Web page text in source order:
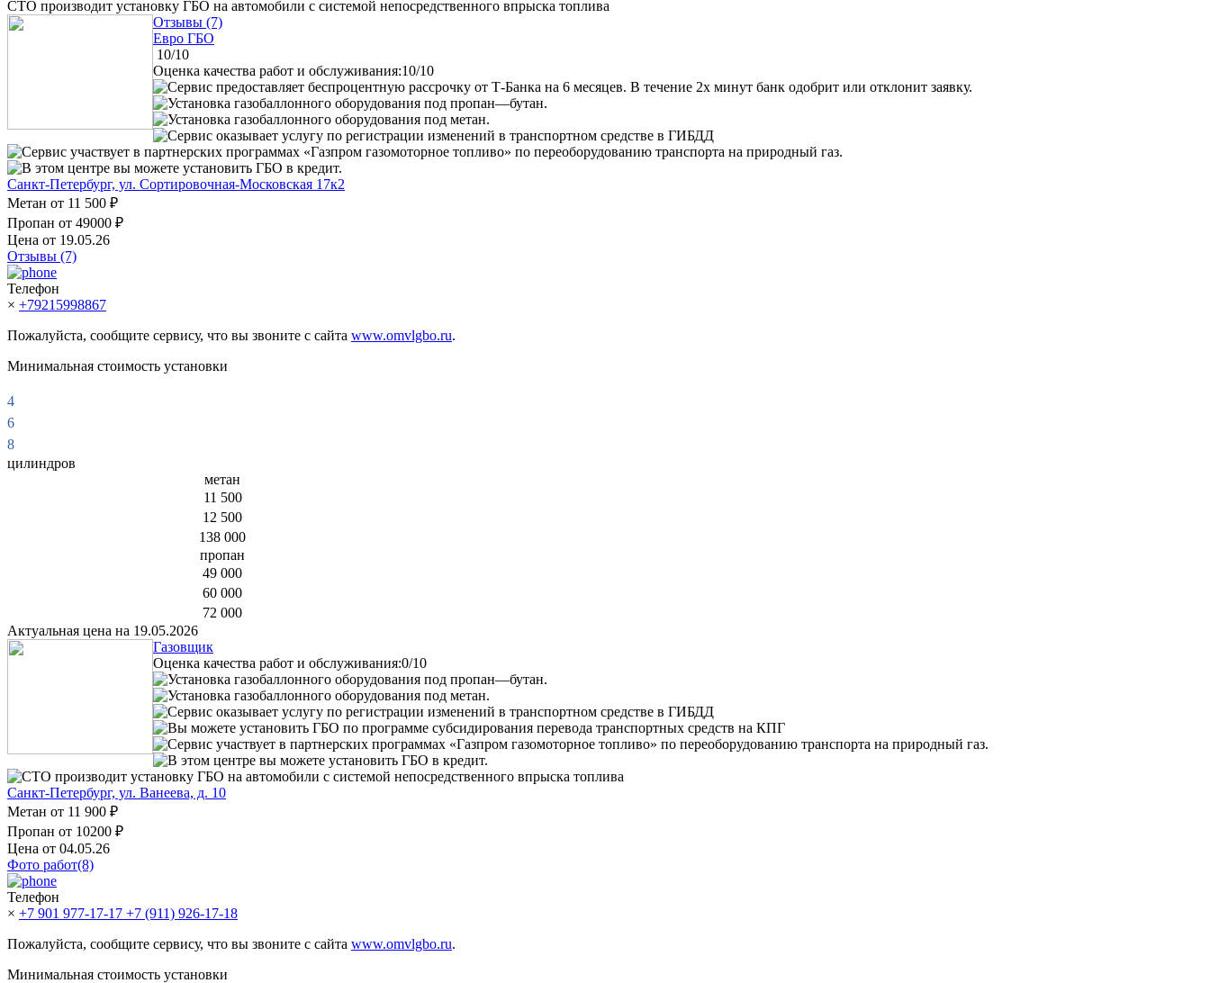
СТО производит установку ГБО на автомобили с системой непосредственного впрыска топлива
Отзывы (7)
Евро ГБО
10/10
Оценка качества работ и обслуживания:10/10
Сервис предоставляет беспроцентную рассрочку от Т-Банка на 6 месяцев. В течение 2х минут банк одобрит или отклонит заявку.
Установка газобаллонного оборудования под пропан—бутан.
Установка газобаллонного оборудования под метан.
Сервис оказывает услугу по регистрации изменений в транспортном средстве в ГИБДД
Сервис участвует в партнерских программах «Газпром газомоторное топливо» по переоборудованию транспорта на природный газ.
В этом центре вы можете установить ГБО в кредит.
Санкт-Петербург, ул. Сортировочная-Московская 17к2
Метан от 11 500 ₽
Пропан от 49000 ₽
Цена от 19.05.26
Отзывы (7)
Телефон
× +79215998867
Пожалуйста, сообщите сервису, что вы звоните с сайта www.omvlgbo.ru.
Минимальная стоимость установки
4
6
8
цилиндров
метан
11 500
12 500
138 000
пропан
49 000
60 000
72 000
Актуальная цена на 19.05.2026
Газовщик
Оценка качества работ и обслуживания:0/10
Установка газобаллонного оборудования под пропан—бутан.
Установка газобаллонного оборудования под метан.
Сервис оказывает услугу по регистрации изменений в транспортном средстве в ГИБДД
Вы можете установить ГБО по программе субсидирования перевода транспортных средств на КПГ
Сервис участвует в партнерских программах «Газпром газомоторное топливо» по переоборудованию транспорта на природный газ.
В этом центре вы можете установить ГБО в кредит.
СТО производит установку ГБО на автомобили с системой непосредственного впрыска топлива
Санкт-Петербург, ул. Ванеева, д. 10
Метан от 11 900 ₽
Пропан от 10200 ₽
Цена от 04.05.26
Фото работ(8)
Телефон
× +7 901 977-17-17 +7 (911) 926-17-18
Пожалуйста, сообщите сервису, что вы звоните с сайта www.omvlgbo.ru.
Минимальная стоимость установки